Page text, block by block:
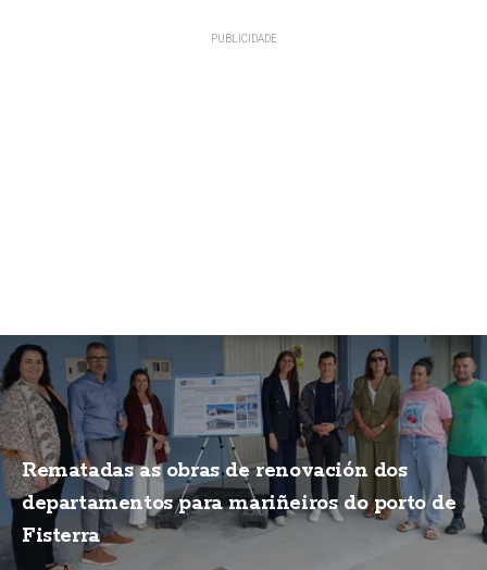
Rematadas as obras de renovación dos
departamentos para mariñeiros do porto de
Fisterra